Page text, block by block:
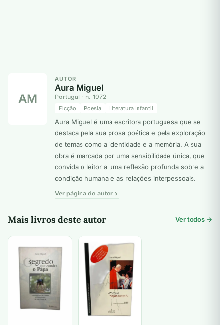
AM
AUTOR
Aura Miguel
Portugal · n. 1972
Ficção Poesia Literatura Infantil
Aura Miguel é uma escritora portuguesa que se
destaca pela sua prosa poética e pela exploração
de temas como a identidade e a memória. A sua
obra é marcada por uma sensibilidade única, que
convida o leitor a uma reflexão profunda sobre a
condição humana e as relações interpessoais.
Ver página do autor
Mais livros deste autor Ver todos →